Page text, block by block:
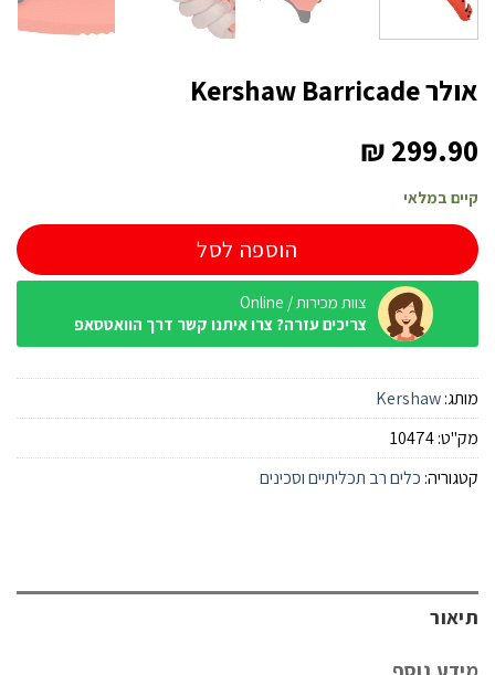
אולר Kershaw Barricade
₪299.90
קיים במלאי
הוספה לסל
צוות מכירות / Online
צריכים עזרה? צרו איתנו קשר דרך הוואטסאפ
מותג:Kershaw
מק"ט:10474
קטגוריה: כלים רב תכליתיים וסכינים
תיאור
מידע נוסף